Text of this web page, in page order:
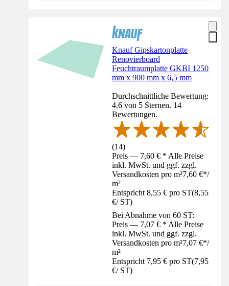
Knauf Gipskartonplatte
Renovierboard
Feuchtraumplatte GKBI 1250
mm x 900 mm x 6,5 mm
Durchschnittliche Bewertung:
4.6 von 5 Sternen. 14
Bewertungen.
(14)
Preis — 7,60 € * Alle Preise
inkl. MwSt. und ggf. zzgl.
Versandkosten pro m²7,60 €*/
m²
Entspricht 8,55 € pro ST(8,55
€/ ST)
Bei Abnahme von 60 ST:
Preis — 7,07 € * Alle Preise
inkl. MwSt. und ggf. zzgl.
Versandkosten pro m²7,07 €*/
m²
Entspricht 7,95 € pro ST(7,95
€/ ST)